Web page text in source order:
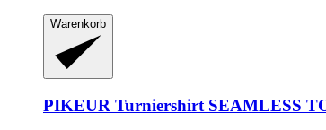
Warenkorb
PIKEUR Turniershirt SEAMLESS